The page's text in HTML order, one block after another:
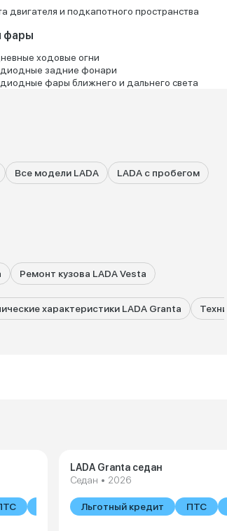
двигателя и подкапотного пространства
фары
ходовые огни
задние фонари
фары ближнего и дальнего света
Все модели LADA LADA с пробегом
Ремонт кузова LADA Vesta
характеристики LADA Granta
В наличии
LADA Granta седан
Седан • 2026
Льготный кредит ПТС